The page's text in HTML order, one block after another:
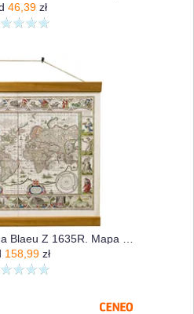
46,39 zł
158,99 zł